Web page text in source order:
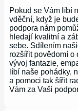
Pokud se Vám líbí
vděční, když je
podpora nám
hledají kvalitní a
sebe. Sdílením
rozšířit povědomí o
vývoj fantazie,
líbí naše pohádky,
a pomoci tak šířit
Vám za Vaši